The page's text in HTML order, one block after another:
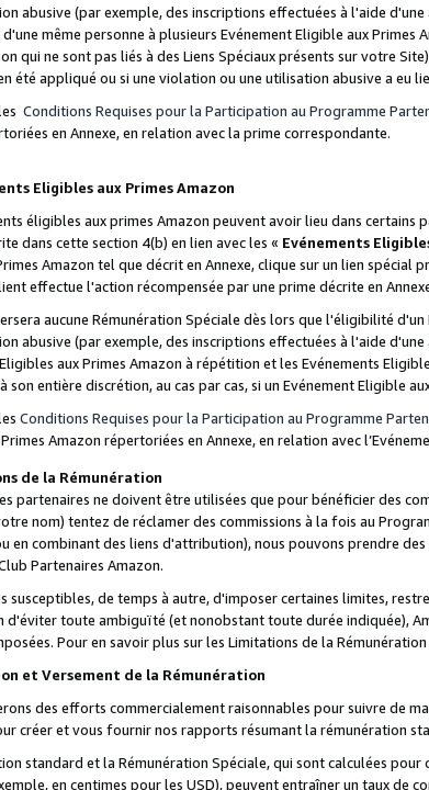
abusive (par exemple, des inscriptions effectuées à l'aide
même personne à plusieurs Evénement Eligible aux Primes
qui ne sont pas liés à des Liens Spéciaux présents sur votre
été appliqué ou si une violation ou une utilisation abusive a eu
Conditions Requises pour la Participation au Programme
en Annexe, en relation avec la prime correspondante.
Eligibles aux Primes Amazon
éligibles aux primes Amazon peuvent avoir lieu dans certains
dans cette section 4(b) en lien avec les « Evénements
Amazon tel que décrit en Annexe, clique sur un lien
effectue l'action récompensée par une prime décrite en
aucune Rémunération Spéciale dès lors que l'éligibilité
abusive (par exemple, des inscriptions effectuées à l'aide
aux Primes Amazon à répétition et les Evénements
son entière discrétion, au cas par cas, si un Evénement Eligible
Conditions Requises pour la Participation au Programme
Amazon répertoriées en Annexe, en relation avec
de la Rémunération
partenaires ne doivent être utilisées que pour bénéficier des
nom) tentez de réclamer des commissions à la fois au
en combinant des liens d'attribution), nous pouvons prendre
Partenaires Amazon.
susceptibles, de temps à autre, d'imposer certaines limites,
d'éviter toute ambiguïté (et nonobstant toute durée indiquée),
Pour en savoir plus sur les Limitations de la
et Versement de la Rémunération
des efforts commercialement raisonnables pour suivre de
créer et vous fournir nos rapports résumant la rémunération
standard et la Rémunération Spéciale, qui sont calculées
en centimes pour les USD), peuvent entraîner un taux